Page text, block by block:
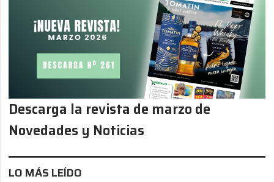
LO MÁS LEÍDO
Descarga la revista de marzo de
Novedades y Noticias